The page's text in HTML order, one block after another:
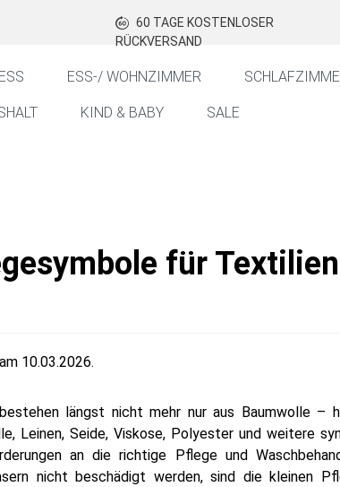
60 TAGE KOSTENLOSER
RÜCKVERSAND
ESS-/ WOHNZIMMER
KIND & BABY
SALE
für
10.03.2026.
längst nicht mehr nur aus Baumwolle –
Leinen, Seide, Viskose, Polyester und weitere
an die richtige Pflege und
nicht beschädigt werden, sind die kleinen